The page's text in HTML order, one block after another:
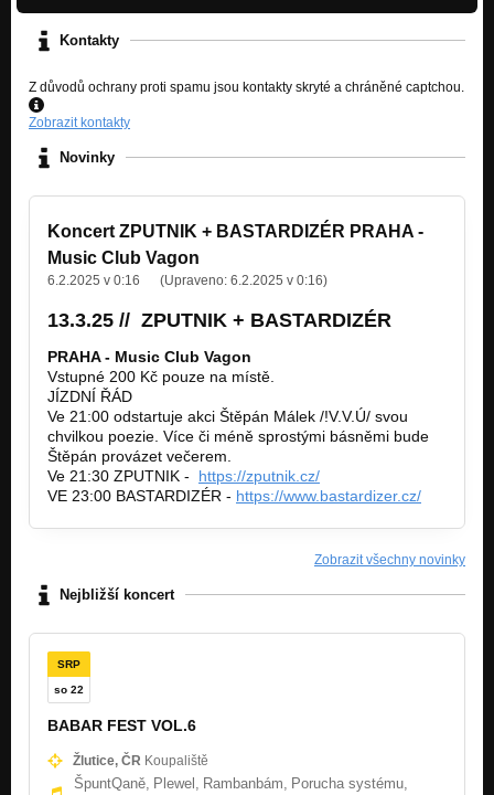
Papamobil
Kalhotky zla a špíny
Pyroman
Úchylák
Nezařazeno
Dýchej
Kalhotky zla a špíny
Sestry
Metal agro PuNk
Nezařazeno
Policie
Chaos zničí řád
Babiččin Skunk
Sestry
Zemědělci
Kontakty
Z důvodů ochrany proti spamu jsou kontakty skryté a chráněné captchou.
Zobrazit kontakty
Novinky
Koncert ZPUTNIK + BASTARDIZÉR PRAHA -
Music Club Vagon
6.2.2025 v 0:16 (Upraveno: 6.2.2025 v 0:16)
13.3.25 // ZPUTNIK + BASTARDIZÉR
PRAHA - Music Club Vagon
Vstupné 200 Kč pouze na místě.
JÍZDNÍ ŘÁD
Ve 21:00 odstartuje akci Štěpán Málek /!V.V.Ú/ svou
chvilkou poezie. Více či méně sprostými básněmi bude
Štěpán provázet večerem.
Ve 21:30 ZPUTNIK - https://zputnik.cz/
VE 23:00 BASTARDIZÉR - https://www.bastardizer.cz/
Zobrazit všechny novinky
Nejbližší koncert
SRP
so 22
BABAR FEST VOL.6
Žlutice, ČR Koupaliště
ŠpuntQaně, Plewel, Rambanbám, Porucha systému,